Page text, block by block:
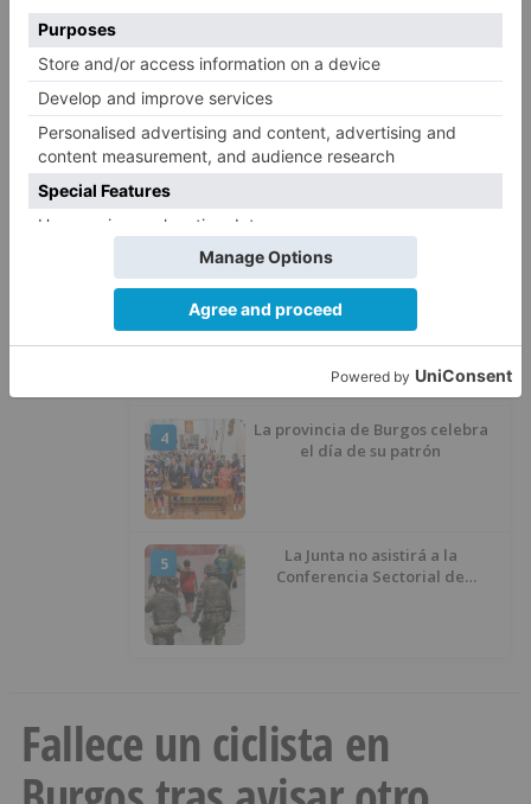
1
Felix Gall ganador de la Vuelta a
Burgos 2026
2
San Pablo Burgos incorpora al
Esperar al autobús en el HUBU es
un peligro bajo el sol
4
La provincia de Burgos celebra
el día de su patrón
5
La Junta no asistirá a la
Conferencia Sectorial de
Fallece un ciclista en